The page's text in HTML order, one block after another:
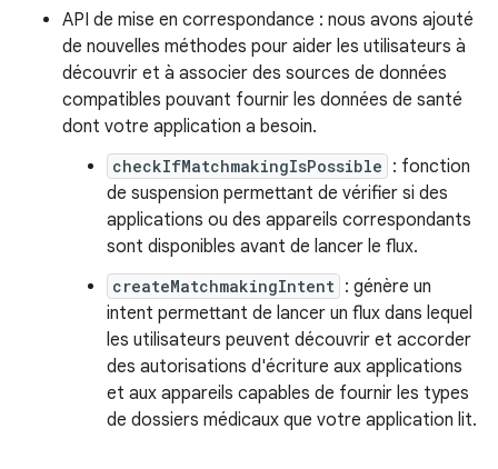
API de mise en correspondance : nous avons ajouté
de nouvelles méthodes pour aider les utilisateurs à
découvrir et à associer des sources de données
compatibles pouvant fournir les données de santé
dont votre application a besoin.
checkIfMatchmakingIsPossible : fonction
de suspension permettant de vérifier si des
applications ou des appareils correspondants
sont disponibles avant de lancer le flux.
createMatchmakingIntent : génère un
intent permettant de lancer un flux dans lequel
les utilisateurs peuvent découvrir et accorder
des autorisations d'écriture aux applications
et aux appareils capables de fournir les types
de dossiers médicaux que votre application lit.